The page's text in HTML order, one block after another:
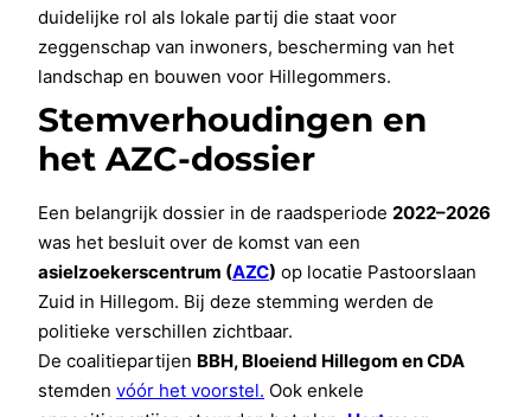
duidelijke rol als lokale partij die staat voor
zeggenschap van inwoners, bescherming van het
landschap en bouwen voor Hillegommers.
Stemverhoudingen en
het AZC-dossier
Een belangrijk dossier in de raadsperiode 2022–2026
was het besluit over de komst van een
asielzoekerscentrum (AZC) op locatie Pastoorslaan
Zuid in Hillegom. Bij deze stemming werden de
politieke verschillen zichtbaar.
De coalitiepartijen BBH, Bloeiend Hillegom en CDA
stemden vóór het voorstel. Ook enkele